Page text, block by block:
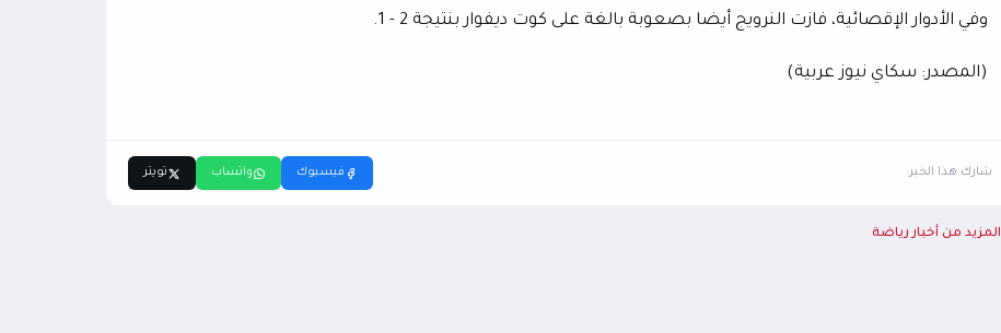
وفي الأدوار الإقصائية، فازت النرويج أيضا بصعوبة بالغة على كوت ديفوار بنتيجة 2 - 1.
(المصدر: سكاي نيوز عربية)
شارك هذا الخبر: فيسبوك واتساب تويتر
المزيد من أخبار رياضة